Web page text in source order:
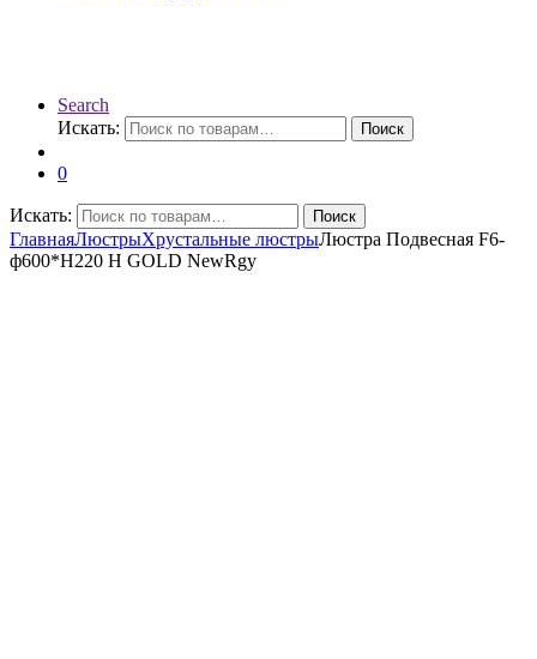
Search
Искать:
Поиск
0
Искать: Поиск
ГлавнаяЛюстрыХрустальные люстрыЛюстра Подвесная F6-
ф600*H220 H GOLD NewRgy